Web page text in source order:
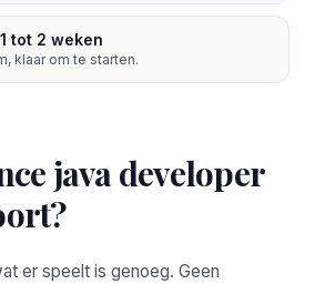
tot 2 weken
klaar om te starten.
java developer
er speelt is genoeg. Geen